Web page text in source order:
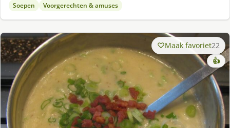
Soepen Voorgerechten & amuses
Maak favoriet22
👍